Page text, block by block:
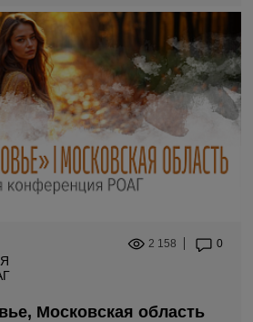
2 158 0
Московская область